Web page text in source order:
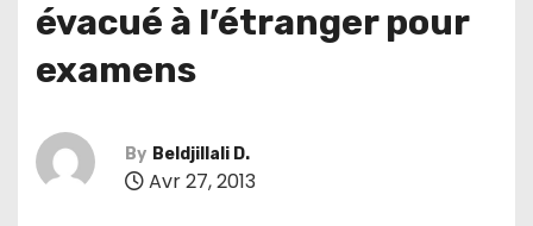
évacué à l’étranger pour
examens
By Beldjillali D.
Avr 27, 2013